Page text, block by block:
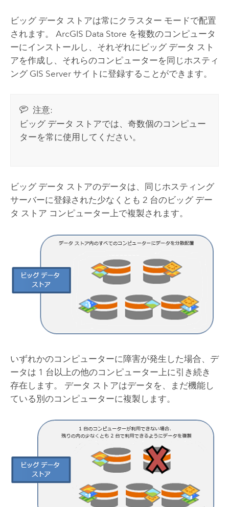
ビッグ データ ストアは常にクラスター モードで配置
されます。 ArcGIS Data Store を複数のコンピュータ
ーにインストールし、それぞれにビッグ データ スト
アを作成し、それらのコンピューターを同じホスティ
ング GIS Serverサイトに登録することができます。
注意:
ビッグ データ ストアでは、奇数個のコンピュー
ターを常に使用してください。
ビッグ データ ストアのデータは、同じホスティング
サーバーに登録された少なくとも 2 台のビッグ デー
タ ストア コンピューター上で複製されます。
いずれかのコンピューターに障害が発生した場合、デ
ータは 1 台以上の他のコンピューター上に引き続き
存在します。 データ ストアはデータを、まだ機能し
ている別のコンピューターに複製します。